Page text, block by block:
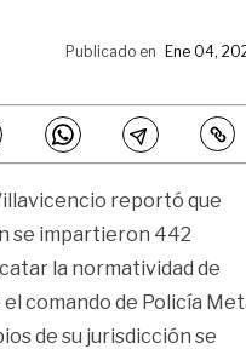
Publicado en Ene 04,
reportó que
se impartieron 442
la normatividad de
comando de Policía
de su jurisdicción se